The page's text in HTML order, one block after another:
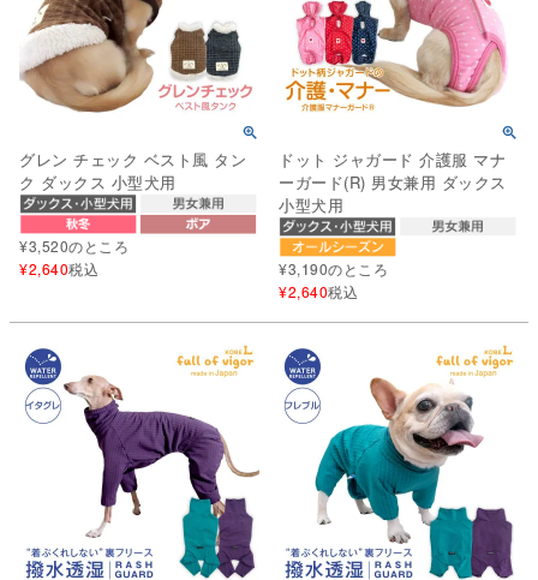
グレン チェック ベスト風 タン
ク ダックス 小型犬用
¥3,520のところ
¥2,640税込
ドット ジャガード 介護服 マナ
ーガード(R) 男女兼用 ダックス
小型犬用
¥3,190のところ
¥2,640税込